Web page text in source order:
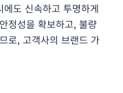
도 신속하고 투명하게
정성을 확보하고, 불량
로, 고객사의 브랜드 가